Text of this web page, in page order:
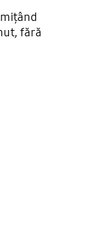
fără